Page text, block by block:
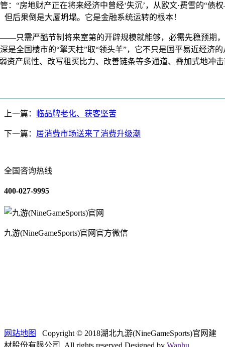
地财产正在将来经济中曾经‘失沉’，从欧文·费雪的“债
后果倒是大厦坍塌。它是金融系统运转的根本！
需严酷节制将来室第的开辟规模就能够，必需先稳预期，
全国楼市的“擎天柱”取“领头羊”，它不只是国平易近经济
产属性、改写租买比力、改善链条等多通道、叠加式地冲
上一篇： 临品牌老化、获客坚苦
下一篇： 居消费市场送来了消费升级潮
全国咨询热线
400-027-9995
九游(NineGameSports)官网官方微信
网站地图
Copyright © 2018湖北九游(NineGameSports)官网建
材股份有限公司 .All rights reserved.Designed by Wanhu